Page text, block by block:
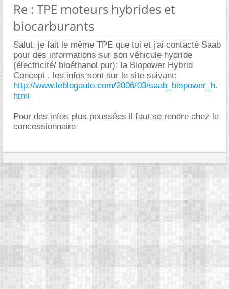
Re : TPE moteurs hybrides et
biocarburants
Salut, je fait le même TPE que toi et j'ai contacté Saab
pour des informations sur son véhicule hydride
(électricité/ bioéthanol pur): la Biopower Hybrid
Concept , les infos sont sur le site suivant:
http://www.leblogauto.com/2006/03/saab_biopower_h.
html
Pour des infos plus poussées il faut se rendre chez le
concessionnaire